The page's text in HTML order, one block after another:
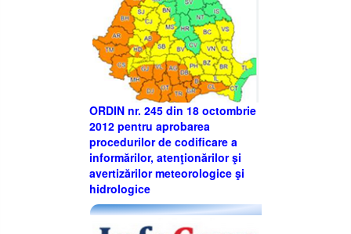
ORDIN nr. 245 din 18 octombrie
2012 pentru aprobarea
procedurilor de codificare a
informărilor, atenţionărilor şi
avertizărilor meteorologice şi
hidrologice